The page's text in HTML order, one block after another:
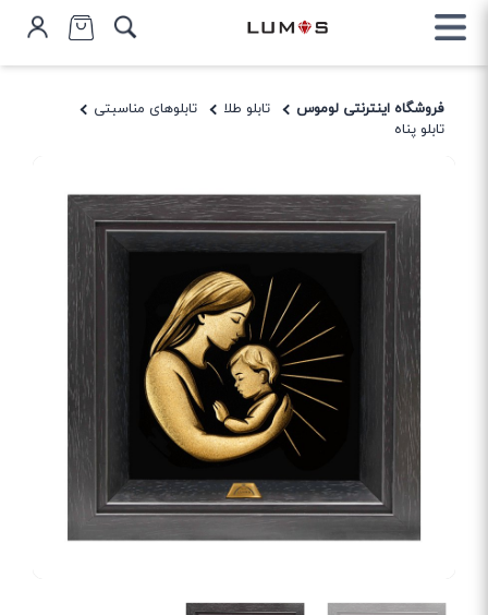
فروشگاه اینترنتی لوموس تابلو طلا
تابلوهای مناسبتی
تابلو پناه